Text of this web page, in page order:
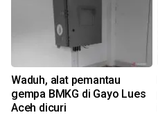
Waduh, alat pemantau
gempa BMKG di Gayo Lues
Aceh dicuri